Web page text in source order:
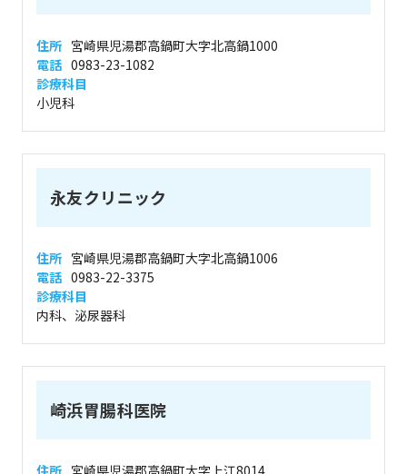
住所 宮崎県児湯郡高鍋町大字北高鍋1000
電話 0983-23-1082
診療科目
小児科
永友クリニック
住所 宮崎県児湯郡高鍋町大字北高鍋1006
電話 0983-22-3375
診療科目
内科、泌尿器科
崎浜胃腸科医院
住所 宮崎県児湯郡高鍋町大字上江8014